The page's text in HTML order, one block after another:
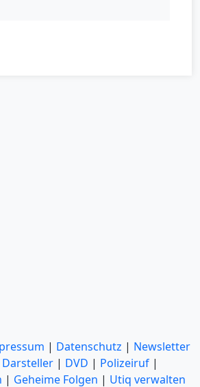
| Datenschutz | Newsletter
Darsteller | DVD | Polizeiruf |
| Geheime Folgen | Utiq verwalten